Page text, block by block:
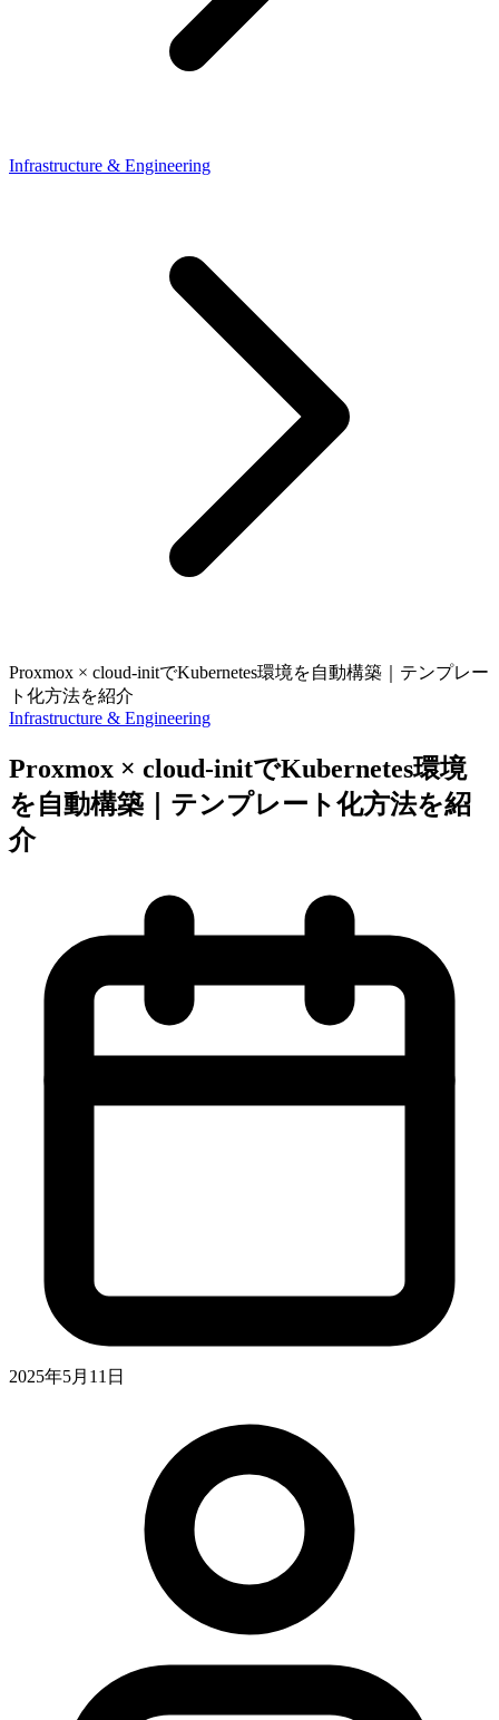
Infrastructure & Engineering
Proxmox × cloud-initでKubernetes環境を自動構築｜テンプレー
ト化方法を紹介
Infrastructure & Engineering
Proxmox × cloud-initでKubernetes環境
を自動構築｜テンプレート化方法を紹
介
2025年5月11日